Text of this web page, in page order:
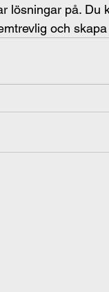
lösningar på. Du
och